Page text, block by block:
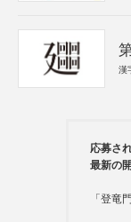
漢
応募さ
最新の
「登竜